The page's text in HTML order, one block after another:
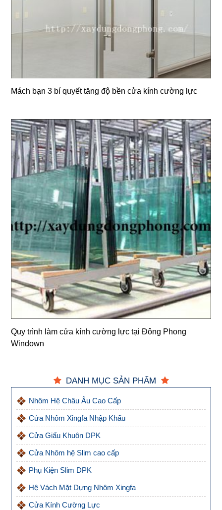
Mách bạn 3 bí quyết tăng độ bền cửa kính cường lực
Quy trình làm cửa kính cường lực tại Đông Phong
Windown
DANH MỤC SẢN PHẨM
Nhôm Hệ Châu Âu Cao Cấp
Cửa Nhôm Xingfa Nhập Khẩu
Cửa Giấu Khuôn DPK
Cửa Nhôm hệ Slim cao cấp
Phụ Kiện Slim DPK
Hệ Vách Mặt Dựng Nhôm Xingfa
Cửa Kính Cường Lực